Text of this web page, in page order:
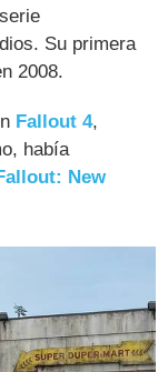
Su primera
2008.
Fallout 4,
había
New